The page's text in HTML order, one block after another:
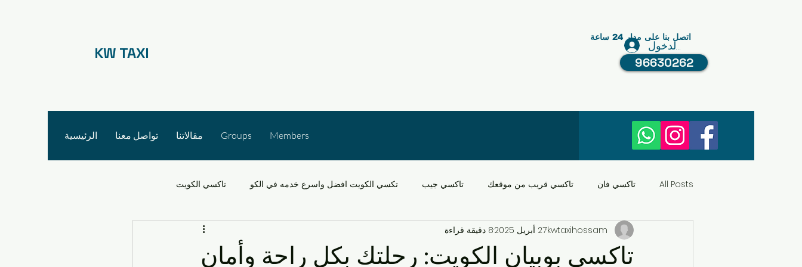
KW TAXI
اتصل بنا على مدار 24 ساعة
96630262
تسجيل الدخول
الرئيسية تواصل معنا مقالاتنا Groups Members
All Posts تاكسي فان تاكسي قريب من موقعك تاكسي جيب تكسي الكويت افضل واسرع خدمه في الكو تاكسي الكويت
النقل في الكويت عبد الله مبارك خدمات النقل في الكويت
تاكسي بوبيان الكويت: رحلتك بكل راحة وأمان
kwtaxihossam27 أبريل 2025 8 دقيقة قراءة